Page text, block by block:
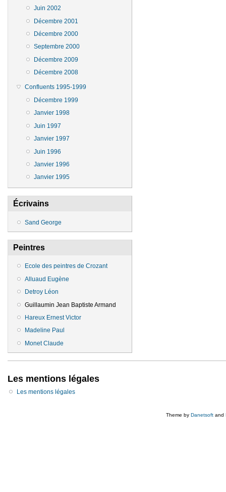
Juin 2002
Décembre 2001
Décembre 2000
Septembre 2000
Décembre 2009
Décembre 2008
Confluents 1995-1999
Décembre 1999
Janvier 1998
Juin 1997
Janvier 1997
Juin 1996
Janvier 1996
Janvier 1995
Écrivains
Sand George
Peintres
Ecole des peintres de Crozant
Alluaud Eugène
Detroy Léon
Guillaumin Jean Baptiste Armand
Hareux Ernest Victor
Madeline Paul
Monet Claude
Les mentions légales
Les mentions légales
Theme by Danetsoft and